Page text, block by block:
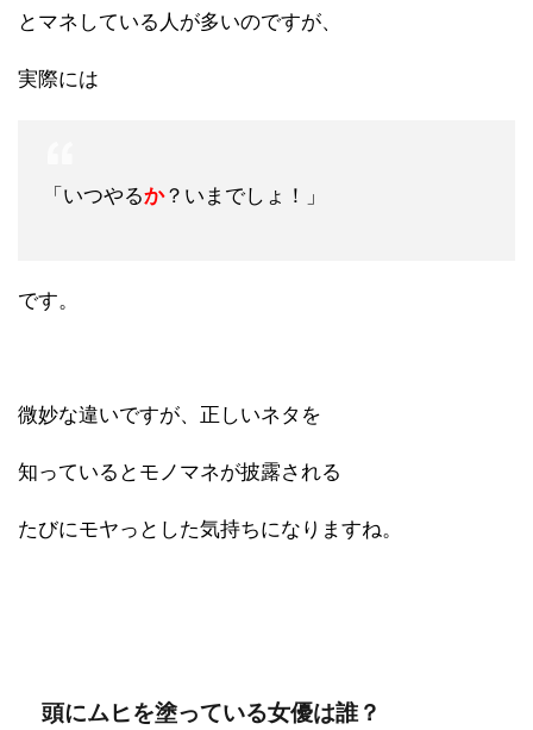
とマネしている人が多いのですが、
実際には
「いつやるか？いまでしょ！」
です。
微妙な違いですが、正しいネタを
知っているとモノマネが披露される
たびにモヤっとした気持ちになりますね。
頭にムヒを塗っている女優は誰？